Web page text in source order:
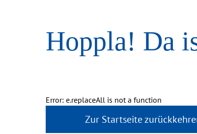
Hoppla! Da
Error: e.replaceAll is not a function
Zur Startseite